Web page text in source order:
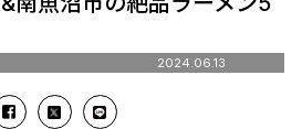
2024.06.13